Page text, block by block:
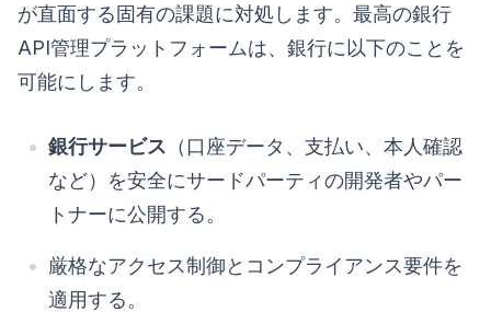
が直面する固有の課題に対処します。最高の銀行
API管理プラットフォームは、銀行に以下のことを
可能にします。
銀行サービス （口座データ、支払い、本人確認
など）を安全にサードパーティの開発者やパー
トナーに公開する。
厳格なアクセス制御とコンプライアンス要件を
適用する。